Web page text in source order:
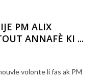
PM ALIX
ANNAFÈ KI ...
volonte li fas ak PM